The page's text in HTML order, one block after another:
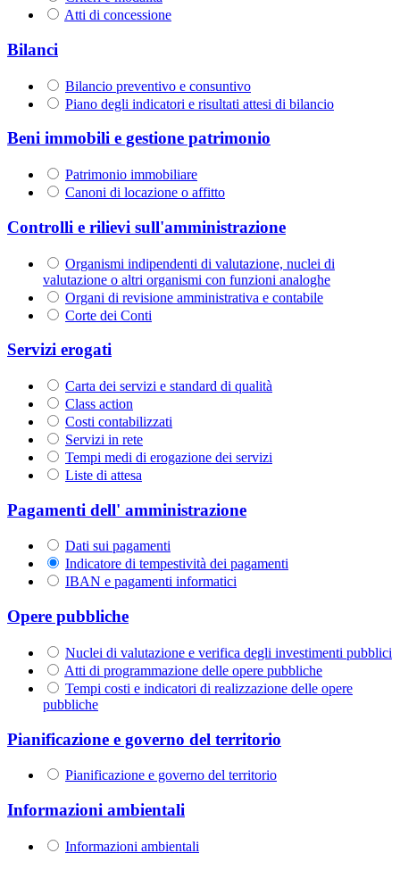
Atti di concessione
Bilanci
Bilancio preventivo e consuntivo
Piano degli indicatori e risultati attesi di bilancio
Beni immobili e gestione patrimonio
Patrimonio immobiliare
Canoni di locazione o affitto
Controlli e rilievi sull'amministrazione
Organismi indipendenti di valutazione, nuclei di
valutazione o altri organismi con funzioni analoghe
Organi di revisione amministrativa e contabile
Corte dei Conti
Servizi erogati
Carta dei servizi e standard di qualità
Class action
Costi contabilizzati
Servizi in rete
Tempi medi di erogazione dei servizi
Liste di attesa
Pagamenti dell' amministrazione
Dati sui pagamenti
Indicatore di tempestività dei pagamenti
IBAN e pagamenti informatici
Opere pubbliche
Nuclei di valutazione e verifica degli investimenti pubblici
Atti di programmazione delle opere pubbliche
Tempi costi e indicatori di realizzazione delle opere
pubbliche
Pianificazione e governo del territorio
Pianificazione e governo del territorio
Informazioni ambientali
Informazioni ambientali